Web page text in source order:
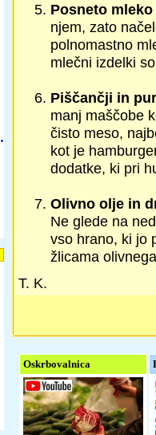
.
Posneto
njem, zato
polnomastno
mlečni izdelki
Piščančji in
manj maščobe
čisto meso,
kot je
dodatke, ki pri
Olivno olje in
Ne glede na
vso hrano, ki jo
žlicama
T. K.
Oskrbovalnica